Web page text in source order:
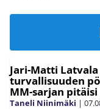
Jari-Matti
turvallisuuden
MM-sarjan
Taneli Niinimäki |